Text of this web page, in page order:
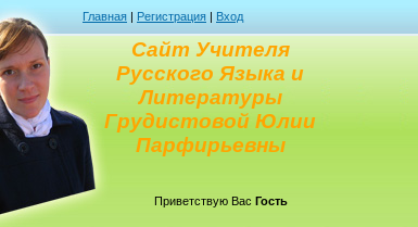
Главная | Регистрация | Вход
Сайт Учителя
Русского Языка и
Литературы
Грудистовой Юлии
Парфирьевны
Приветствую Вас Гость